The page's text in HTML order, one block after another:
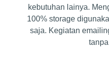
kebutuhan lainya.
100% storage
saja. Kegiatan